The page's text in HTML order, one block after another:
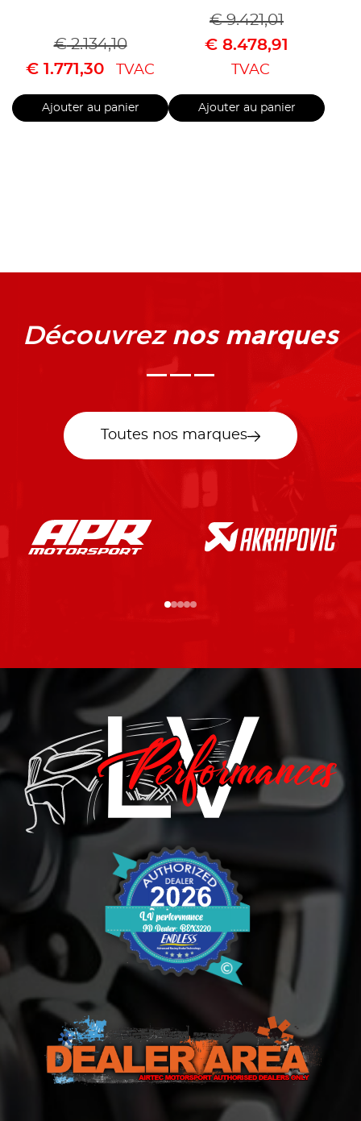
€2.134,10
€ 1.771,30 TVAC
Ajouter au panier
€9.421,01
€ 8.478,91
TVAC
Ajouter au panier
Découvrez nos marques
Toutes nos marques